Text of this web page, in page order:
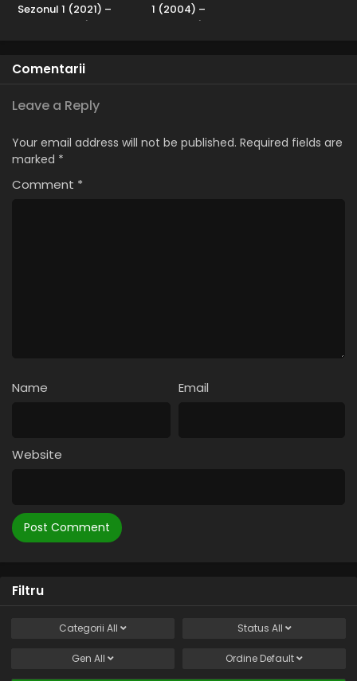
Sezonul 1 (2021) –
Subtitrat în
1 (2004) –
Subtitrat în
Comentarii
Leave a Reply
Your email address will not be published. Required fields are
marked *
Comment *
Name Email
Website
Filtru
Categorii All Status All
Gen All Ordine Default